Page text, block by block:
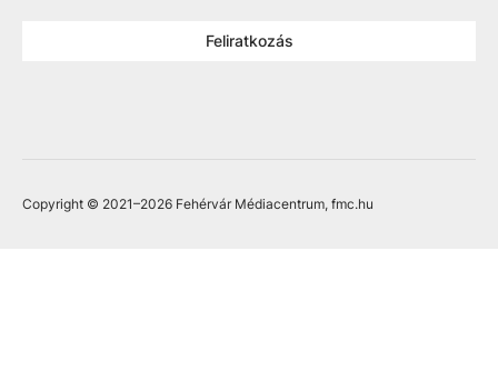
Feliratkozás
Copyright © 2021–2026 Fehérvár Médiacentrum, fmc.hu